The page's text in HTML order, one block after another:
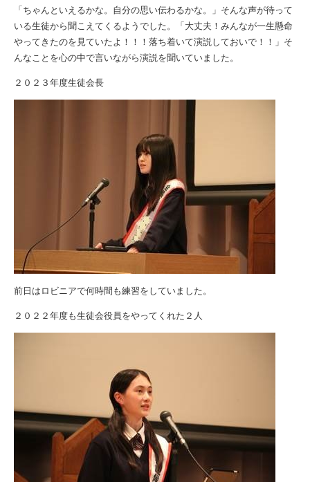
「ちゃんといえるかな。自分の思い伝わるかな。」そんな声が待って
いる生徒から聞こえてくるようでした。「大丈夫！みんなが一生懸命
やってきたのを見ていたよ！！！落ち着いて演説しておいで！！」そ
んなことを心の中で言いながら演説を聞いていました。
２０２３年度生徒会長
前日はロビニアで何時間も練習をしていました。
２０２２年度も生徒会役員をやってくれた２人